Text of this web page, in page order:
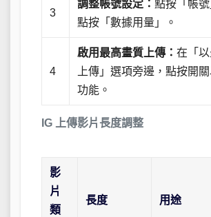
IG 上傳影片長度調整
3
調整帳號設定：點按「帳
點按「數據用量」。
4
啟用最高畫質上傳：在「
上傳」選項旁邊，點按開
功能。
影
片
類
長度 用途